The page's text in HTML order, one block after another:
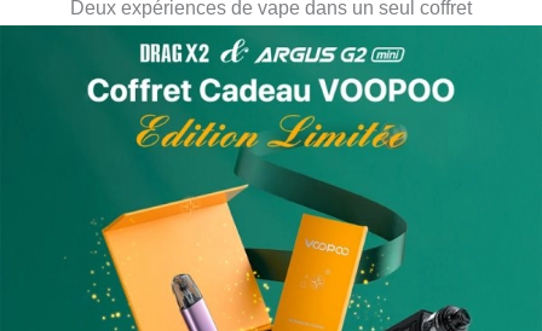
Deux expériences de vape dans un seul coffret